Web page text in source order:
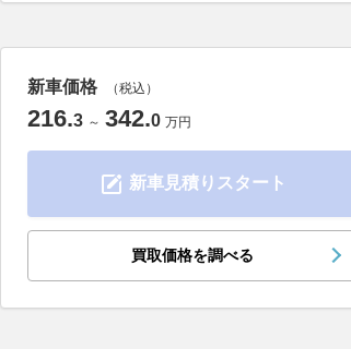
新車価格 （税込）
216.3 ～ 342.0 万円
新車見積りスタート
買取価格を調べる